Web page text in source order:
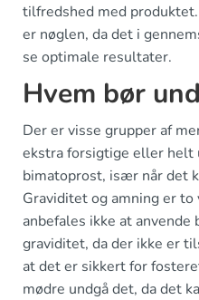
tilfredshed med
er nøglen, da det i
se optimale resultater.
Hvem bør
Der er visse grupper af
ekstra forsigtige eller helt
bimatoprost, især når det
Graviditet og amning er
anbefales ikke at
graviditet, da der ikke er
at det er sikkert for
mødre undgå det, da det